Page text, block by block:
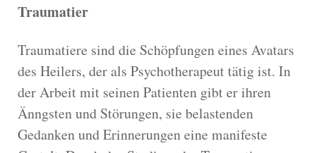
Traumatier
Traumatiere sind die Schöpfungen eines Avatars
des Heilers, der als Psychotherapeut tätig ist. In
der Arbeit mit seinen Patienten gibt er ihren
Änngsten und Störungen, sie belastenden
Gedanken und Erinnerungen eine manifeste